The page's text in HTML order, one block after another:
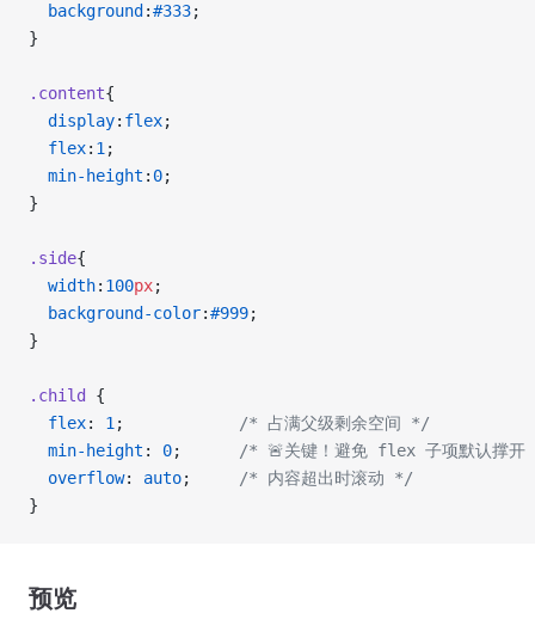
  background
:#333;
}
.content{
  display
: flex;
  flex
: 1 ;
  min-height
: 0;
}
.side{
  width
: 100px;
  background-color
:#999;
}
.child
{
  flex
: 1 ;
/* 占满父级剩余空间 */
  min-height
: 0;
/* 🚨关键！避免 flex 子项默认撑
  overflow
: auto;
/* 内容超出时滚动 */
}
预览